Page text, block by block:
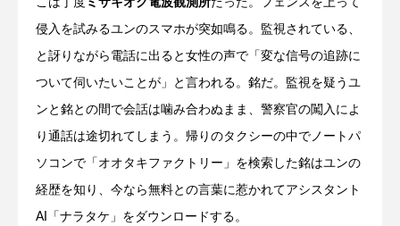
こは丁度 ミサキオク電波観測所だった。フェンスを上って
侵入を試みるユンのスマホが突如鳴る。監視されている、
と訝りながら電話に出ると女性の声で「変な信号の追跡に
ついて伺いたいことが」と言われる。銘だ。監視を疑うユ
ンと銘との間で会話は噛み合わぬまま、警察官の闖入によ
り通話は途切れてしまう。帰りのタクシーの中でノートパ
ソコンで「オオタキファクトリー」を検索した銘はユンの
経歴を知り、今なら無料との言葉に惹かれてアシスタント
AI「ナラタケ」をダウンロードする。